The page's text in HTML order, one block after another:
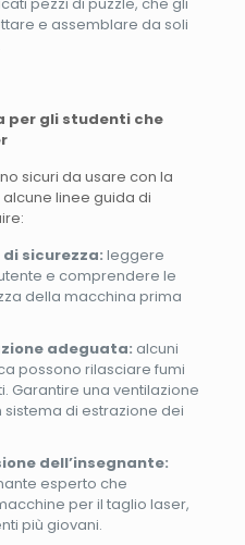
e assemblare da soli
per gli studenti che
sicuri da usare con la
linee guida di
sicurezza: leggere
e comprendere le
della macchina prima
adeguata: alcuni
possono rilasciare fumi
Garantire una ventilazione
di estrazione dei
dell’insegnante:
esperto che
per il taglio laser,
più giovani.